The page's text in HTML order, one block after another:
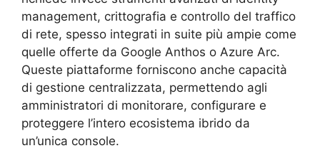
management, crittografia e controllo del traffico
di rete, spesso integrati in suite più ampie come
quelle offerte da Google Anthos o Azure Arc.
Queste piattaforme forniscono anche capacità
di gestione centralizzata, permettendo agli
amministratori di monitorare, configurare e
proteggere l’intero ecosistema ibrido da
un’unica console.